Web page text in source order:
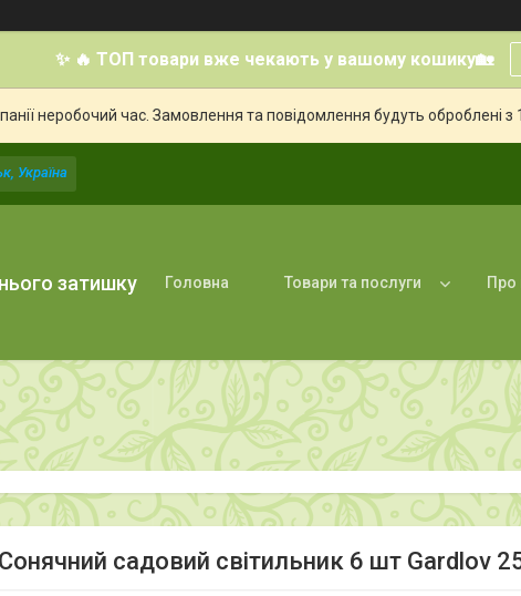
✨ 🔥 ТОП товари вже чекають у вашому кошику🏡
неробочий час. Замовлення та повідомлення будуть оброблені
Україна
затишку Головна Товари та послуги Про
Сонячний садовий світильник 6 шт Gardlov